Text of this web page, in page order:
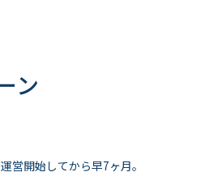
ン
営開始してから早7ヶ月。